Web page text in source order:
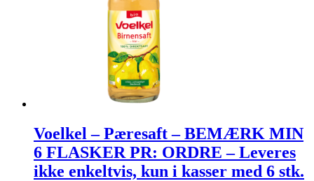
Voelkel – Pæresaft – BEMÆRK MIN
6 FLASKER PR: ORDRE – Leveres
ikke enkeltvis, kun i kasser med 6 stk.